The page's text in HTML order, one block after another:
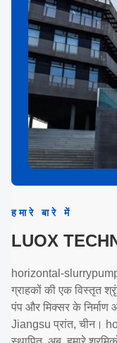
हमारे बारे में
LUOX
horizontal-
ग्राहकों की एक विस्तृत
पंप और मिक्सर के निर्माण
Jiangsu प्रांत, चीन।